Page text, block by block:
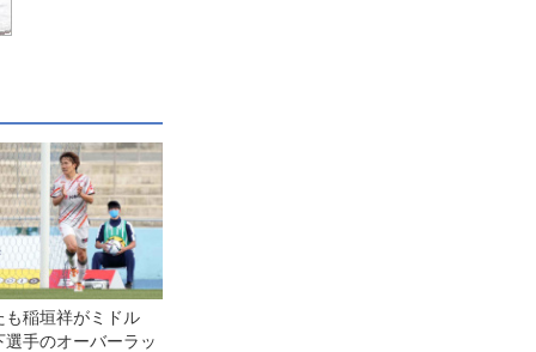
も稲垣祥がミドル
手のオーバーラッ